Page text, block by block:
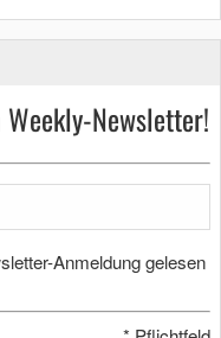
Newsletter!
Anmeldung gelesen